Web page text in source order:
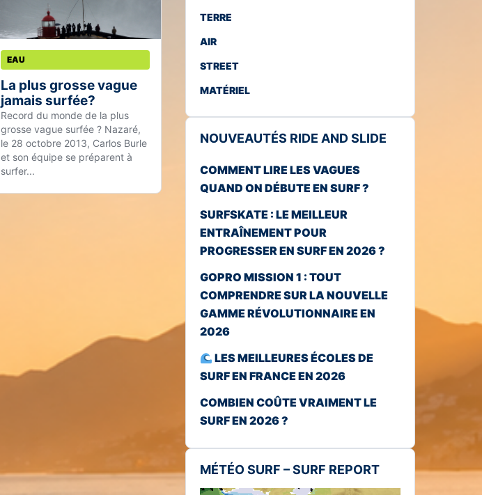
EAU
La plus grosse vague
jamais surfée?
Record du monde de la plus
grosse vague surfée ? Nazaré,
le 28 octobre 2013, Carlos Burle
et son équipe se préparent à
surfer...
TERRE
AIR
STREET
MATÉRIEL
NOUVEAUTÉS RIDE AND SLIDE
COMMENT LIRE LES VAGUES
QUAND ON DÉBUTE EN SURF ?
SURFSKATE : LE MEILLEUR
ENTRAÎNEMENT POUR
PROGRESSER EN SURF EN 2026 ?
GOPRO MISSION 1 : TOUT
COMPRENDRE SUR LA NOUVELLE
GAMME RÉVOLUTIONNAIRE EN
2026
LES MEILLEURES ÉCOLES DE
SURF EN FRANCE EN 2026
COMBIEN COÛTE VRAIMENT LE
SURF EN 2026 ?
MÉTÉO SURF – SURF REPORT